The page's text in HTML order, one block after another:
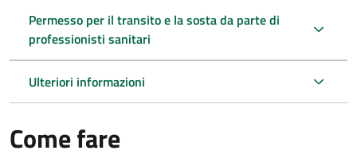
Permesso per il transito e la sosta da parte di
professionisti sanitari
Ulteriori informazioni
Come fare